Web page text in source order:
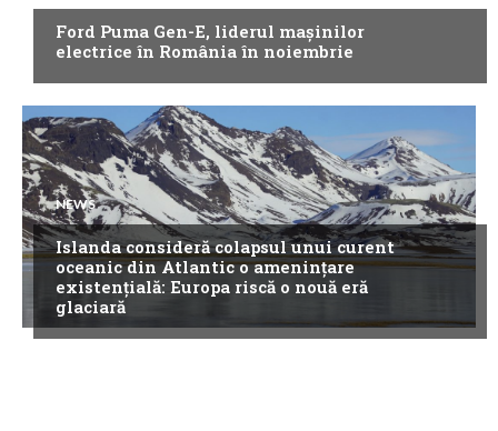
Ford Puma Gen-E, liderul mașinilor
electrice în România în noiembrie
NEWS
Islanda consideră colapsul unui curent
oceanic din Atlantic o amenințare
existențială: Europa riscă o nouă eră
glaciară